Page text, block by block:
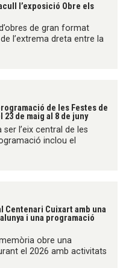
l’exposició Obre els
de gran format
l’extrema dreta entre la
de les Festes de
de maig al 8 de juny
l’eix central de les
inclou el
Centenari Cuixart amb una
i una programació
obre una
el 2026 amb activitats